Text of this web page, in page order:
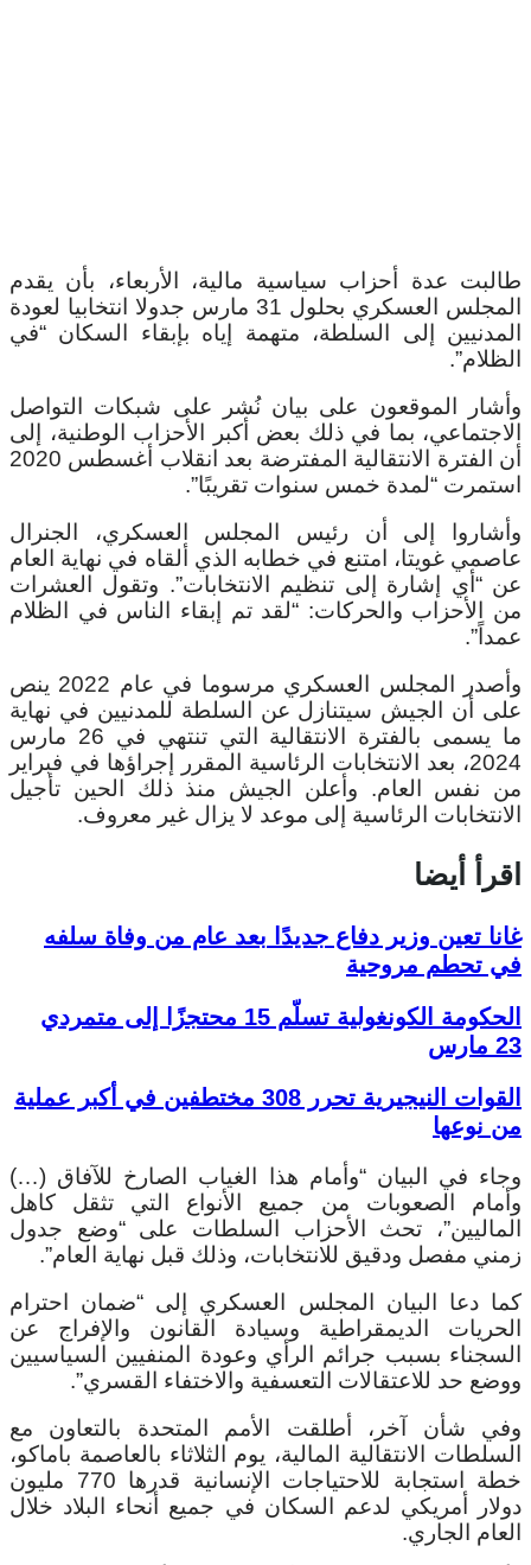
طالبت عدة أحزاب سياسية مالية، الأربعاء، بأن يقدم
المجلس العسكري بحلول 31 مارس جدولا انتخابيا لعودة
المدنيين إلى السلطة، متهمة إياه بإبقاء السكان “في
الظلام”.
وأشار الموقعون على بيان نُشر على شبكات التواصل
الاجتماعي، بما في ذلك بعض أكبر الأحزاب الوطنية، إلى
أن الفترة الانتقالية المفترضة بعد انقلاب أغسطس 2020
استمرت “لمدة خمس سنوات تقريبًا”.
وأشاروا إلى أن رئيس المجلس العسكري، الجنرال
عاصمي غويتا، امتنع في خطابه الذي ألقاه في نهاية العام
عن “أي إشارة إلى تنظيم الانتخابات”. وتقول العشرات
من الأحزاب والحركات: “لقد تم إبقاء الناس في الظلام
عمداً”.
وأصدر المجلس العسكري مرسوما في عام 2022 ينص
على أن الجيش سيتنازل عن السلطة للمدنيين في نهاية
ما يسمى بالفترة الانتقالية التي تنتهي في 26 مارس
2024، بعد الانتخابات الرئاسية المقرر إجراؤها في فبراير
من نفس العام. وأعلن الجيش منذ ذلك الحين تأجيل
الانتخابات الرئاسية إلى موعد لا يزال غير معروف.
اقرأ أيضا
غانا تعين وزير دفاع جديدًا بعد عام من وفاة سلفه
في تحطم مروحية
الحكومة الكونغولية تسلّم 15 محتجزًا إلى متمردي
23 مارس
القوات النيجيرية تحرر 308 مختطفين في أكبر عملية
من نوعها
وجاء في البيان “وأمام هذا الغياب الصارخ للآفاق (…)
وأمام الصعوبات من جميع الأنواع التي تثقل كاهل
الماليين”، تحث الأحزاب السلطات على “وضع جدول
زمني مفصل ودقيق للانتخابات، وذلك قبل نهاية العام”.
كما دعا البيان المجلس العسكري إلى “ضمان احترام
الحريات الديمقراطية وسيادة القانون والإفراج عن
السجناء بسبب جرائم الرأي وعودة المنفيين السياسيين
ووضع حد للاعتقالات التعسفية والاختفاء القسري”.
وفي شأن آخر، أطلقت الأمم المتحدة بالتعاون مع
السلطات الانتقالية المالية، يوم الثلاثاء بالعاصمة باماكو،
خطة استجابة للاحتياجات الإنسانية قدرها 770 مليون
دولار أمريكي لدعم السكان في جميع أنحاء البلاد خلال
العام الجاري.